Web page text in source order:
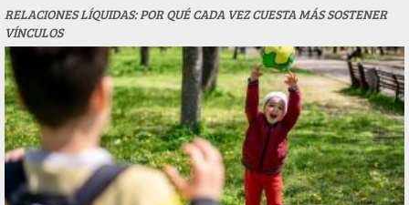
RELACIONES LÍQUIDAS: POR QUÉ CADA VEZ CUESTA MÁS SOSTENER
VÍNCULOS